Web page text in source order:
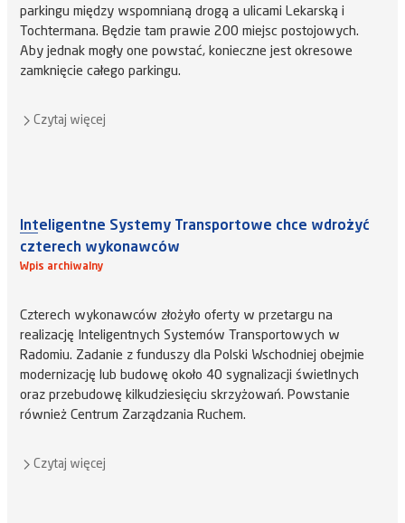
parkingu między wspomnianą drogą a ulicami Lekarską i
Tochtermana. Będzie tam prawie 200 miejsc postojowych.
Aby jednak mogły one powstać, konieczne jest okresowe
zamknięcie całego parkingu.
Czytaj więcej
Inteligentne Systemy Transportowe chce wdrożyć
czterech wykonawców
Wpis archiwalny
Czterech wykonawców złożyło oferty w przetargu na
realizację Inteligentnych Systemów Transportowych w
Radomiu. Zadanie z funduszy dla Polski Wschodniej obejmie
modernizację lub budowę około 40 sygnalizacji świetlnych
oraz przebudowę kilkudziesięciu skrzyżowań. Powstanie
również Centrum Zarządzania Ruchem.
Czytaj więcej